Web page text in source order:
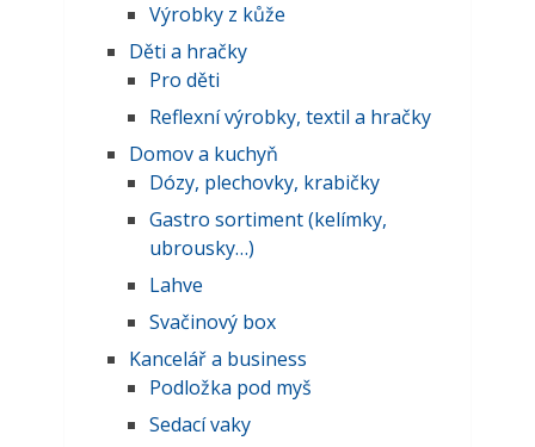
Výrobky z kůže
Děti a hračky
Pro děti
Reflexní výrobky, textil a hračky
Domov a kuchyň
Dózy, plechovky, krabičky
Gastro sortiment (kelímky,
ubrousky…)
Lahve
Svačinový box
Kancelář a business
Podložka pod myš
Sedací vaky